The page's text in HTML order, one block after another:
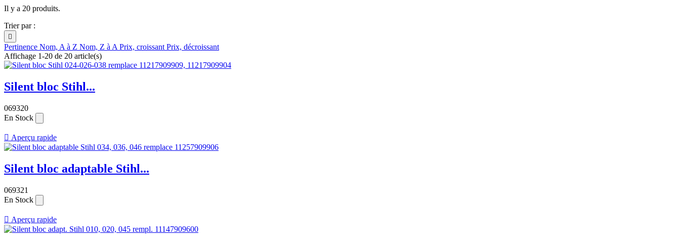
Il y a 20 produits.
Trier par :

Pertinence Nom, A à Z Nom, Z à APrix, croissantPrix, décroissant
Affichage 1-20 de 20 article(s)
Silent bloc Stihl...
069320
En Stock
 Aperçu rapide
Silent bloc adaptable Stihl...
069321
En Stock
 Aperçu rapide